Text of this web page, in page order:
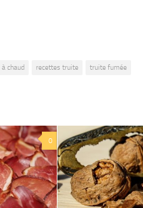
chaud recettes truite truite fumée
0